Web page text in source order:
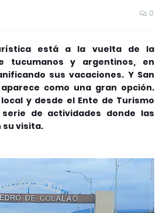
0
está a la vuelta de la
tucumanos y argentinos, en
sus vacaciones. Y San
como una gran opción.
y desde el Ente de Turismo
de actividades donde las
su visita.